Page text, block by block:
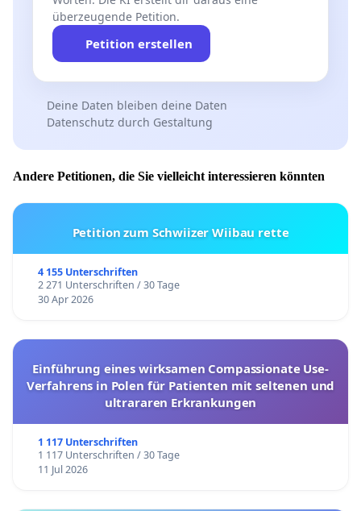
überzeugende Petition.
Petition erstellen
Deine Daten bleiben deine Daten
Datenschutz durch Gestaltung
Andere Petitionen, die Sie vielleicht interessieren könnten
Petition zum Schwiizer Wiibau rette
4 155 Unterschriften
2 271 Unterschriften / 30 Tage
30 Apr 2026
Einführung eines wirksamen Compassionate Use-
Verfahrens in Polen für Patienten mit seltenen und
ultrararen Erkrankungen
1 117 Unterschriften
1 117 Unterschriften / 30 Tage
11 Jul 2026